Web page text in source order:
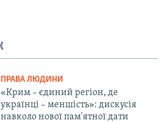
ПРАВА ЛЮДИНИ
«Крим – єдиний регіон, де
українці – меншість»: дискусія
навколо нової пам'ятної дати